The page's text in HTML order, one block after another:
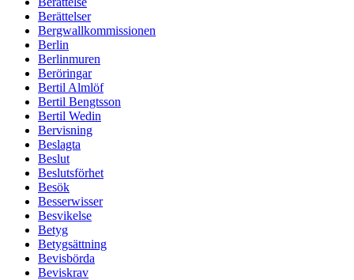
Berättelser
Bergwallkommissionen
Berlin
Berlinmuren
Beröringar
Bertil Almlöf
Bertil Bengtsson
Bertil Wedin
Bervisning
Beslagta
Beslut
Beslutsförhet
Besök
Besserwisser
Besvikelse
Betyg
Betygsättning
Bevisbörda
Beviskrav